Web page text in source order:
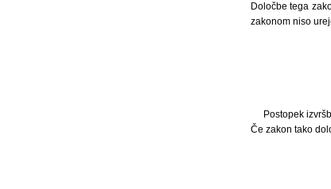
Določbe tega
zakonom niso
Postopek
Če zakon tako